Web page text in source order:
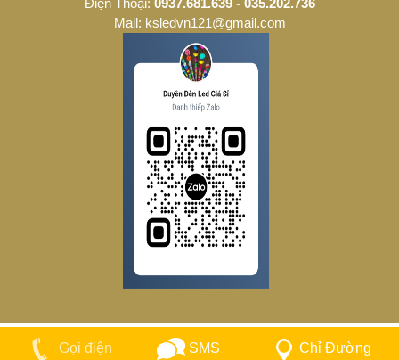
Mail: ksledvn121@gmail.com
Gọi điện SMS Chỉ Đường